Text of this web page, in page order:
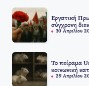
Εργατική
σύγχρονη
30 Απριλίου
Το πείραμα
κοινωνική
29 Απριλίου